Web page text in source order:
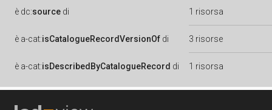
è dc:source di 1 risorsa
è a-cat:isCatalogueRecordVersionOf di 3 risorse
è a-cat:isDescribedByCatalogueRecord di 1 risorsa